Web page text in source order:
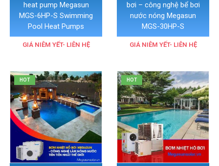
heat pump Megasun
MGS-6HP-S Swimming
Pool Heat Pumps
GIÁ NIÊM YẾT- LIÊN HỆ
bơi – công nghệ bể bơi
nước nóng Megasun
MGS-30HP-S
GIÁ NIÊM YẾT- LIÊN HỆ
HOT HOT